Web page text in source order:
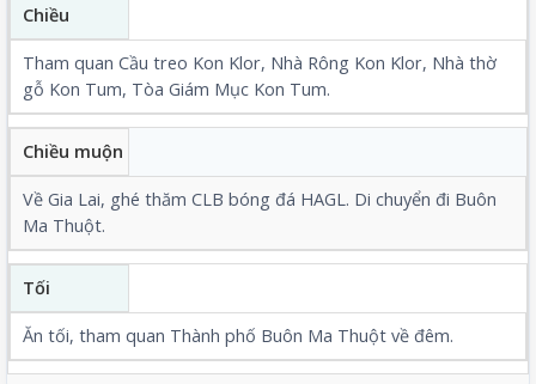
Chiều
Tham quan Cầu treo Kon Klor, Nhà Rông Kon Klor, Nhà thờ
gỗ Kon Tum, Tòa Giám Mục Kon Tum.
Chiều muộn
Về Gia Lai, ghé thăm CLB bóng đá HAGL. Di chuyển đi Buôn
Ma Thuột.
Tối
Ăn tối, tham quan Thành phố Buôn Ma Thuột về đêm.